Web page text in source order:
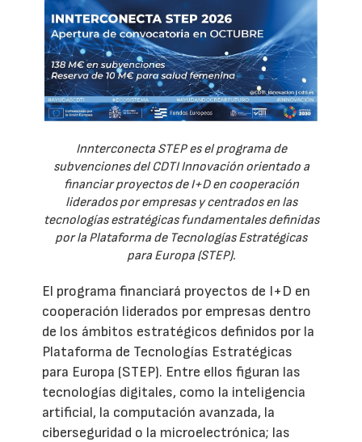
Innterconecta STEP es el programa de
subvenciones del CDTI Innovación orientado a
financiar proyectos de I+D en cooperación
liderados por empresas y centrados en las
tecnologías estratégicas fundamentales definidas
por la Plataforma de Tecnologías Estratégicas
para Europa (STEP).
El programa financiará proyectos de I+D en
cooperación liderados por empresas dentro
de los ámbitos estratégicos definidos por la
Plataforma de Tecnologías Estratégicas
para Europa (STEP). Entre ellos figuran las
tecnologías digitales, como la inteligencia
artificial, la computación avanzada, la
ciberseguridad o la microelectrónica; las